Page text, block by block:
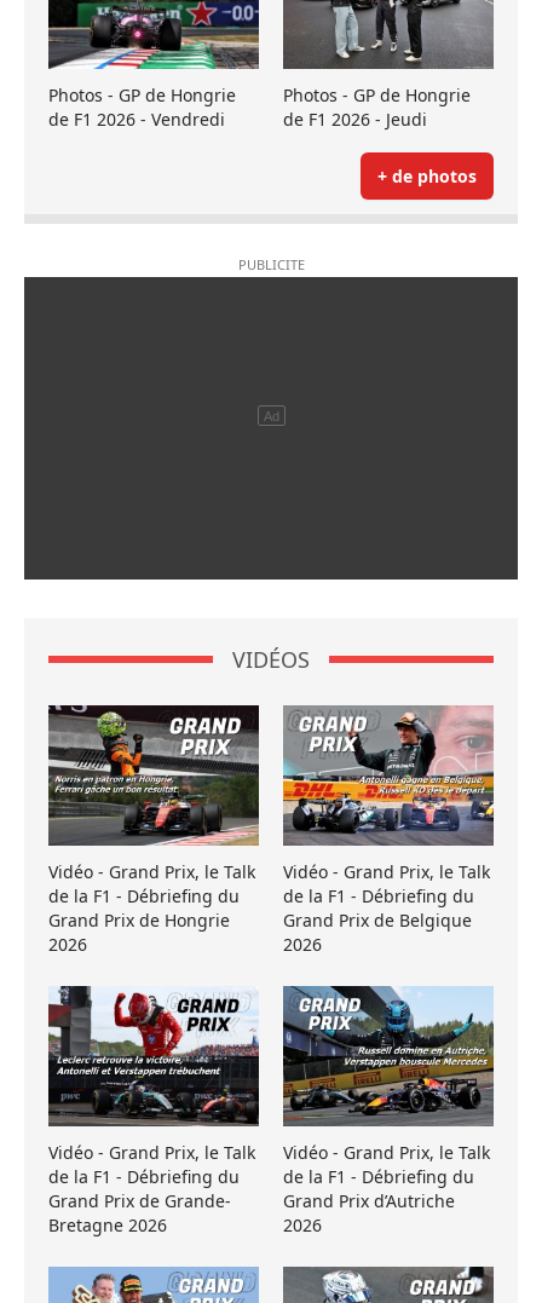
Photos - GP de Hongrie
de F1 2026 - Vendredi
Photos - GP de Hongrie
de F1 2026 - Jeudi
+ de photos
VIDÉOS
Vidéo - Grand Prix, le Talk
de la F1 - Débriefing du
Grand Prix de Hongrie
2026
Vidéo - Grand Prix, le Talk
de la F1 - Débriefing du
Grand Prix de Belgique
2026
Vidéo - Grand Prix, le Talk
de la F1 - Débriefing du
Grand Prix de Grande-
Bretagne 2026
Vidéo - Grand Prix, le Talk
de la F1 - Débriefing du
Grand Prix d’Autriche
2026